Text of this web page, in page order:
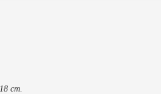
cm.